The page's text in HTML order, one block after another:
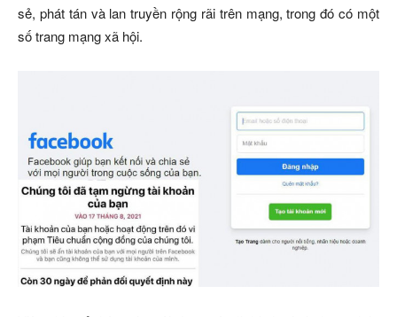
sẻ, phát tán và lan truyền rộng rãi trên mạng, trong đó có một
số trang mạng xã hội.